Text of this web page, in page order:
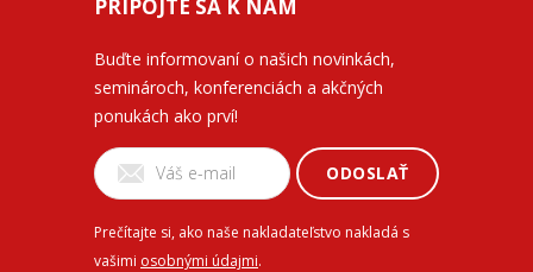
PRIPOJTE SA K NÁM
Buďte informovaní o našich novinkách,
seminároch, konferenciách a akčných
ponukách ako prví!
ODOSLAŤ
Prečítajte si, ako naše nakladateľstvo nakladá s
vašimi osobnými údajmi.